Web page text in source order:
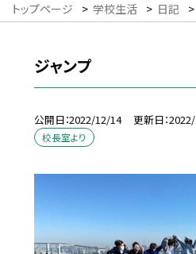
トップページ > 学校生活 > 日記 >
ジャンプ
公開日 2022/12/14 更新日
校長室より